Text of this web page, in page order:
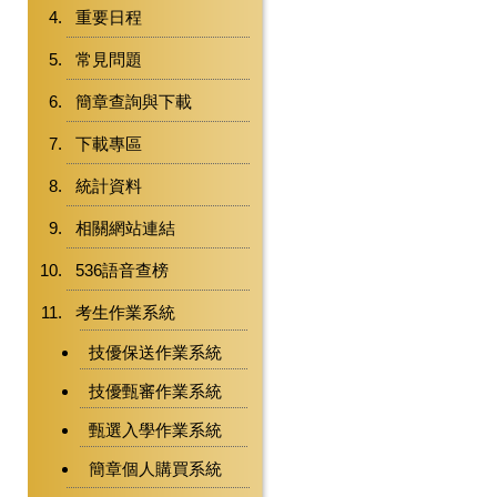
重要日程
常見問題
簡章查詢與下載
下載專區
統計資料
相關網站連結
536語音查榜
考生作業系統
技優保送作業系統
技優甄審作業系統
甄選入學作業系統
簡章個人購買系統